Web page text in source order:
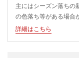
主にはシーズン落ちの
の色落ち等がある場合
詳細はこちら